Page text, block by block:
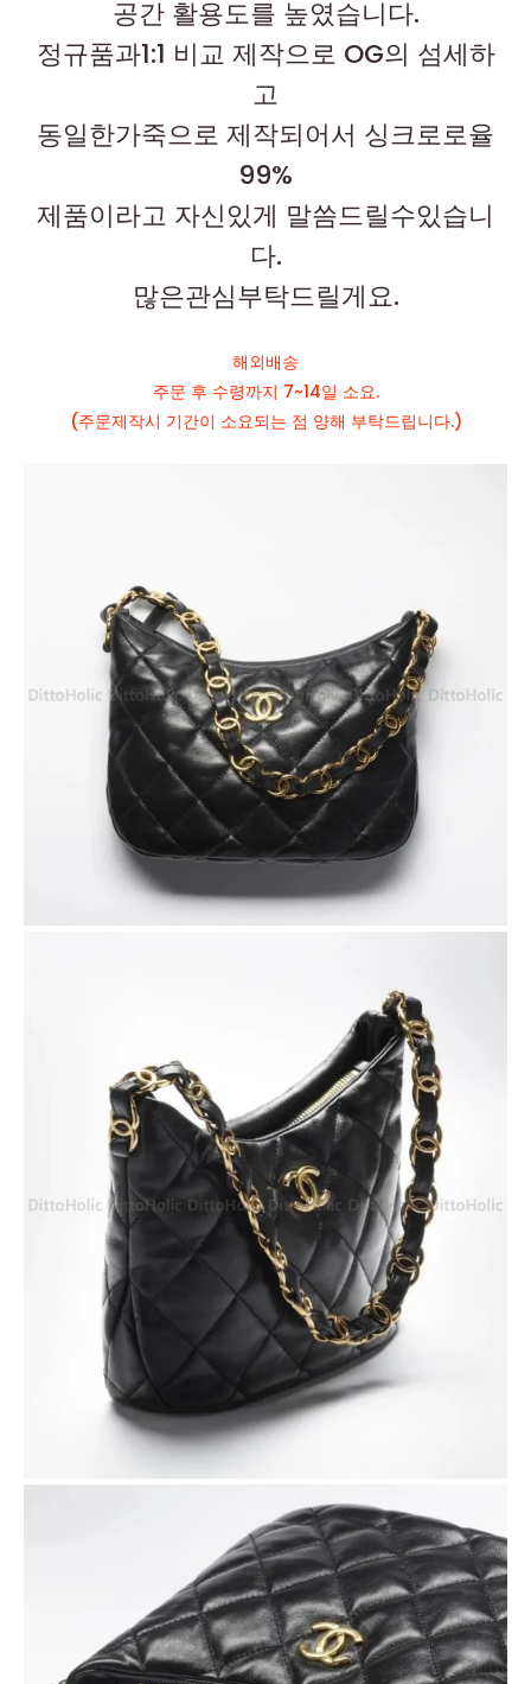
공간 활용도를 높였습니다.
정규품과1:1 비교 제작으로 OG의 섬세하
고
동일한가죽으로 제작되어서 싱크로로율
99%
제품이라고 자신있게 말씀드릴수있습니
다.
많은관심부탁드릴게요.
해외배송
주문 후 수령까지 7~14일 소요.
(주문제작시 기간이 소요되는 점 양해 부탁드립니다.)